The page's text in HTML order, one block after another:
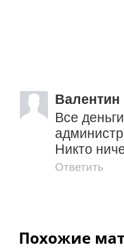
Валентин
Все
Никто
Ответить
Похожие